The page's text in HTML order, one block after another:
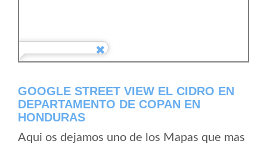
GOOGLE STREET VIEW EL CIDRO EN
DEPARTAMENTO DE COPAN EN
HONDURAS
Aqui os dejamos uno de los Mapas que mas